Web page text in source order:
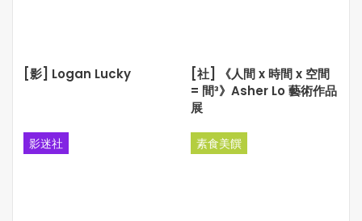
[影] Logan Lucky
[社] 《人間 x 時間 x 空間
= 間³》Asher Lo 藝術作品
展
影迷社 素食美饌